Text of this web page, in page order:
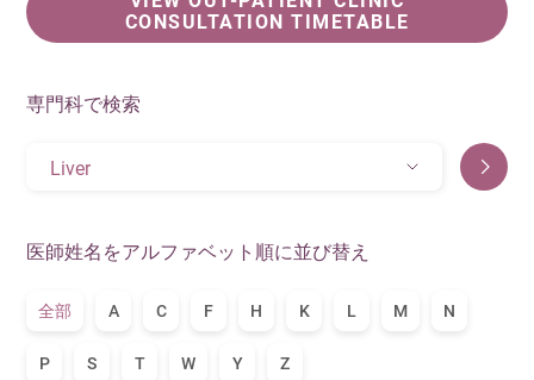
CONSULTATION TIMETABLE
専門科で検索
Liver
医師姓名をアルファベット順に並び替え
全部 A C F H K L M N
P S T W Y Z